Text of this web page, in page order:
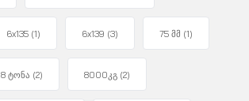
6x135 (1) 6x139 (3) 75 მმ (1)
8 ტონა (2) 8000კგ (2)